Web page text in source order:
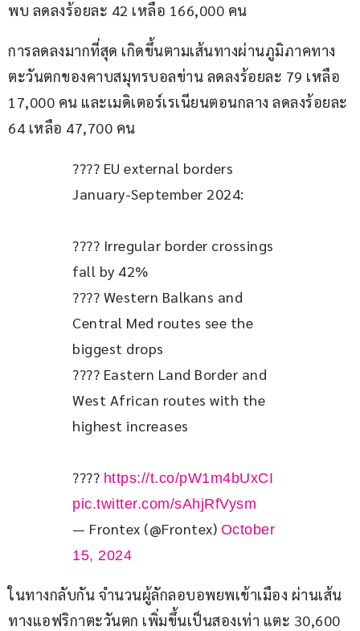
พบ ลดลงร้อยละ 42 เหลือ 166,000 คน
การลดลงมากที่สุด เกิดขึ้นตามเส้นทางผ่านภูมิภาคทาง
ตะวันตกของคาบสมุทรบอลข่าน ลดลงร้อยละ 79 เหลือ
17,000 คน และเมดิเตอร์เรเนียนตอนกลาง ลดลงร้อยละ
64 เหลือ 47,700 คน
???? EU external borders
January-September 2024:
???? Irregular border crossings
fall by 42%
???? Western Balkans and
Central Med routes see the
biggest drops
???? Eastern Land Border and
West African routes with the
highest increases
???? https://t.co/pW1m4bUxCI
pic.twitter.com/sAhjRfVysm
— Frontex (@Frontex) October
15, 2024
ในทางกลับกัน จำนวนผู้ลักลอบอพยพเข้าเมือง ผ่านเส้น
ทางแอฟริกาตะวันตก เพิ่มขึ้นเป็นสองเท่า แตะ 30,600